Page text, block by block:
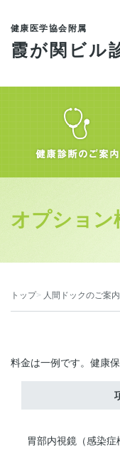
健康医学協会附属
霞が関ビル
オプション
トップ 人間ドックのご案内
料金は一例です。健康
胃部内視鏡（感染症